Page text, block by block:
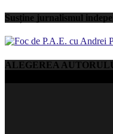
Susține jurnalismul
ALEGEREA